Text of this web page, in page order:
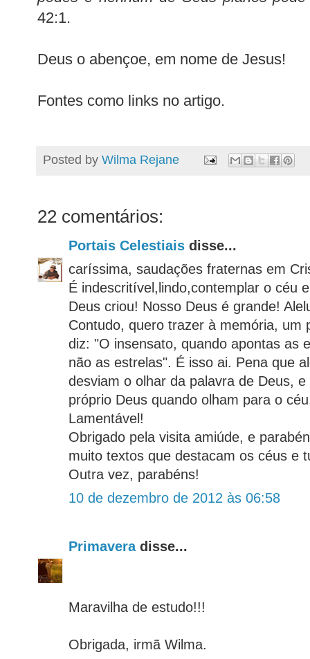
42:1.
Deus o abençoe, em nome de Jesus!
Fontes como links no artigo.
Posted by Wilma Rejane
22 comentários:
Portais Celestiais disse...
caríssima, saudações fraternas em
É indescritível,lindo,contemplar o céu
Deus criou! Nosso Deus é grande!
Contudo, quero trazer à memória, um
diz: "O insensato, quando apontas as
não as estrelas". É isso ai. Pena que
desviam o olhar da palavra de Deus,
próprio Deus quando olham para o
Lamentável!
Obrigado pela visita amiúde, e
muito textos que destacam os céus e
Outra vez, parabéns!
10 de dezembro de 2012 às 06:58
Primaveradisse...
Maravilha de estudo!!!
Obrigada, irmã Wilma.